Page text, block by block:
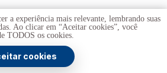
de Brasília
. Todos os
a experiência mais relevante, lembrando suas
Ao clicar em “Aceitar cookies”, você
TODOS os cookies.
cookies